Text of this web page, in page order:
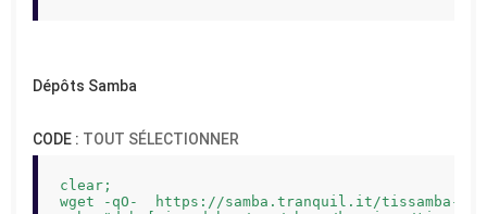
Dépôts Samba
CODE : TOUT SÉLECTIONNER
clear;
wget -qO-  https://samba.tranquil.it/tissamba-